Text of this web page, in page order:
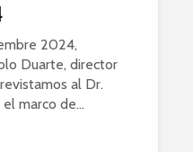
2024,
Duarte, director
al Dr.
marco de...